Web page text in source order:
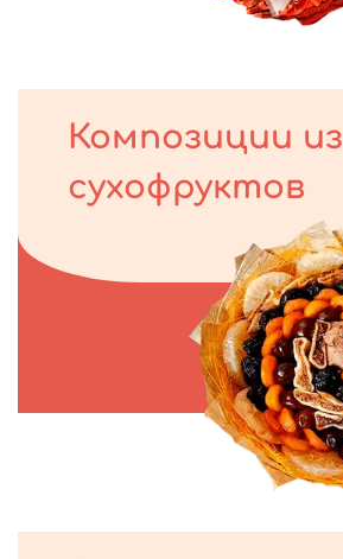
Композиции из
сухофруктов